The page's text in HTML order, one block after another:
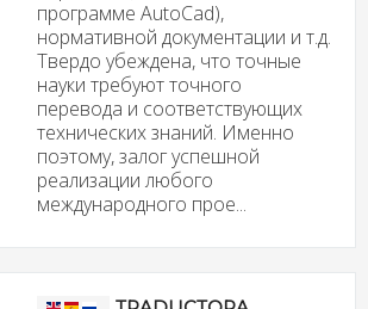
программе AutoCad),
нормативной документации и т.д.
Твердо убеждена, что точные
науки требуют точного
перевода и соответствующих
технических знаний. Именно
поэтому, залог успешной
реализации любого
международного прое...